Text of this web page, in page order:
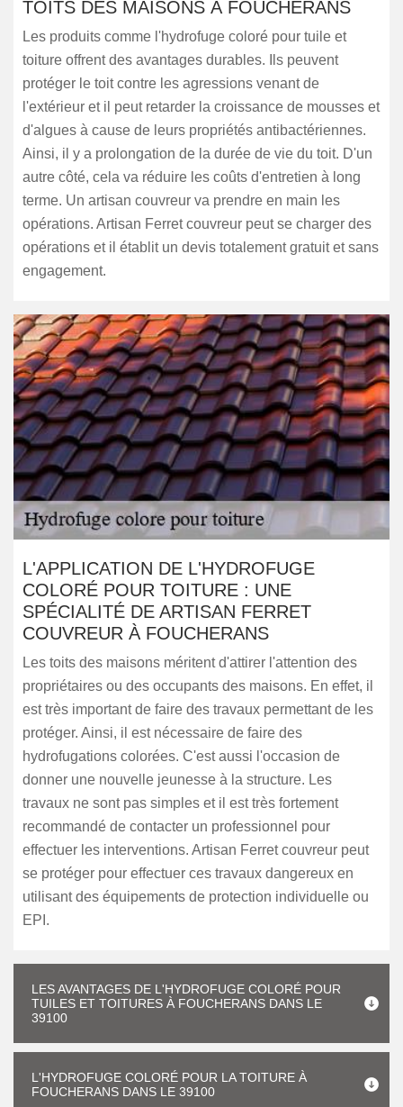
TOITS DES MAISONS À FOUCHERANS
Les produits comme l'hydrofuge coloré pour tuile et
toiture offrent des avantages durables. Ils peuvent
protéger le toit contre les agressions venant de
l'extérieur et il peut retarder la croissance de mousses et
d'algues à cause de leurs propriétés antibactériennes.
Ainsi, il y a prolongation de la durée de vie du toit. D'un
autre côté, cela va réduire les coûts d'entretien à long
terme. Un artisan couvreur va prendre en main les
opérations. Artisan Ferret couvreur peut se charger des
opérations et il établit un devis totalement gratuit et sans
engagement.
L'APPLICATION DE L'HYDROFUGE
COLORÉ POUR TOITURE : UNE
SPÉCIALITÉ DE ARTISAN FERRET
COUVREUR À FOUCHERANS
Les toits des maisons méritent d'attirer l'attention des
propriétaires ou des occupants des maisons. En effet, il
est très important de faire des travaux permettant de les
protéger. Ainsi, il est nécessaire de faire des
hydrofugations colorées. C'est aussi l'occasion de
donner une nouvelle jeunesse à la structure. Les
travaux ne sont pas simples et il est très fortement
recommandé de contacter un professionnel pour
effectuer les interventions. Artisan Ferret couvreur peut
se protéger pour effectuer ces travaux dangereux en
utilisant des équipements de protection individuelle ou
EPI.
LES AVANTAGES DE L'HYDROFUGE COLORÉ POUR
TUILES ET TOITURES À FOUCHERANS DANS LE
39100
L'HYDROFUGE COLORÉ POUR LA TOITURE À
FOUCHERANS DANS LE 39100